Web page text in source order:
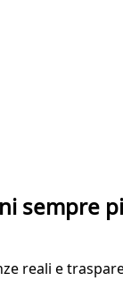
sempre
reali e